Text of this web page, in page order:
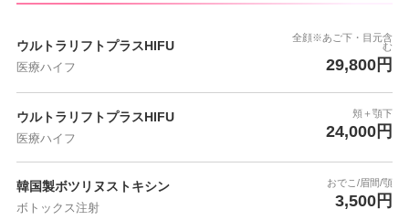
ウルトラリフトプラスHIFU
医療ハイフ
全顔※あご下・目元含
む
29,800円
ウルトラリフトプラスHIFU
医療ハイフ
頬＋顎下
24,000円
韓国製ボツリヌストキシン
ボトックス注射
おでこ/眉間/顎
3,500円